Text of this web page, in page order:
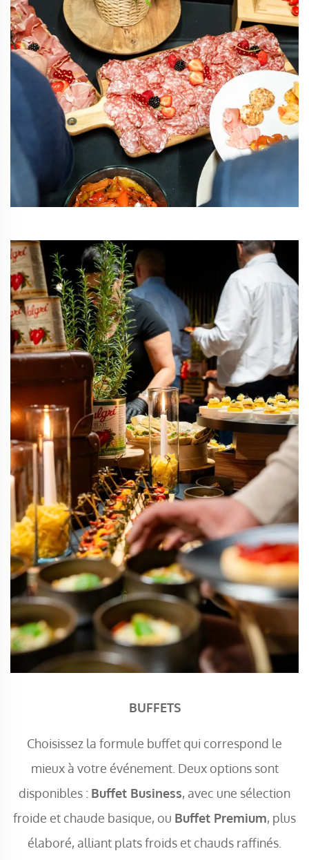
BUFFETS
Choisissez la formule buffet qui correspond le
mieux à votre événement. Deux options sont
disponibles : Buffet Business, avec une sélection
froide et chaude basique, ou Buffet Premium, plus
élaboré, alliant plats froids et chauds raffinés.